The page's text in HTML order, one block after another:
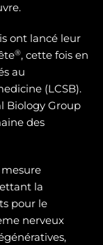
ont lancé leur
®, cette fois en
au
(LCSB).
Biology Group
des
mesure
la
pour le
nerveux